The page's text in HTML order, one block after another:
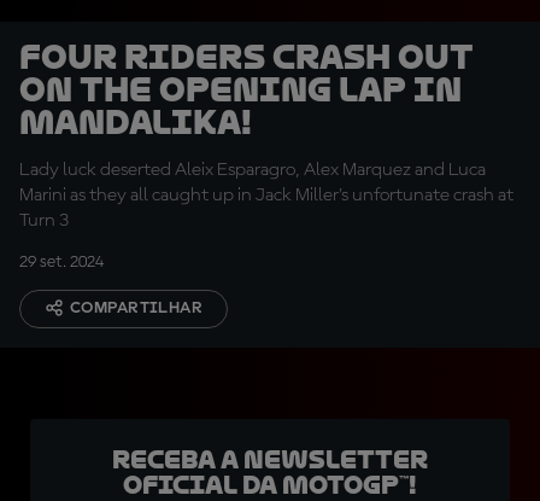
Four riders crash out
on the opening lap in
Mandalika!
Lady luck deserted Aleix Esparagro, Alex Marquez and Luca
Marini as they all caught up in Jack Miller's unfortunate crash at
Turn 3
29 set. 2024
COMPARTILHAR
Receba a newsletter
oficial da MotoGP™!